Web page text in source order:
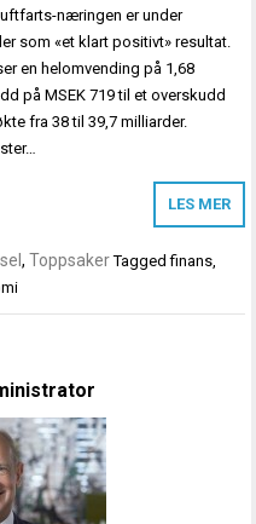
næringen er under
som «et klart positivt» resultat.
en helomvending på 1,68
på MSEK 719 til et overskudd
fra 38 til 39,7 milliarder.
LES MER
,Toppsaker Taggedfinans,